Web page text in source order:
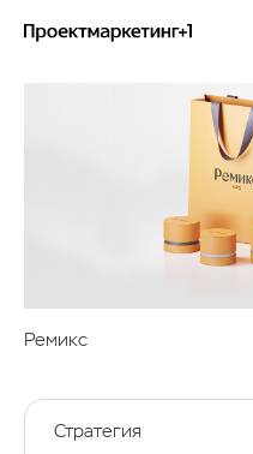
Ремикс
Стратегия